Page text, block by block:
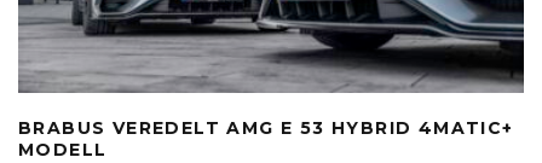
BRABUS VEREDELT AMG E 53 HYBRID 4MATIC+
MODELL